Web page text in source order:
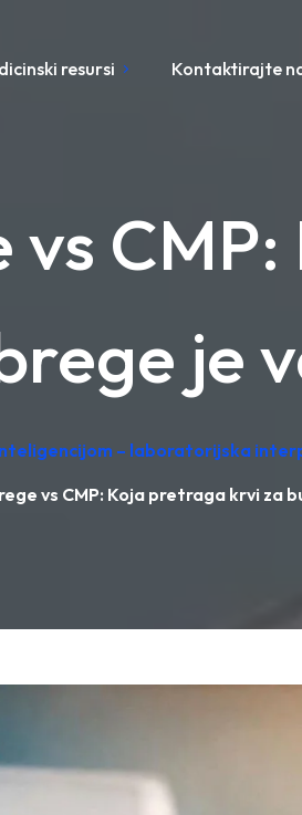
resursi Kontaktirajte
vs
je
– laboratorijska
vs CMP: Koja pretraga krvi za